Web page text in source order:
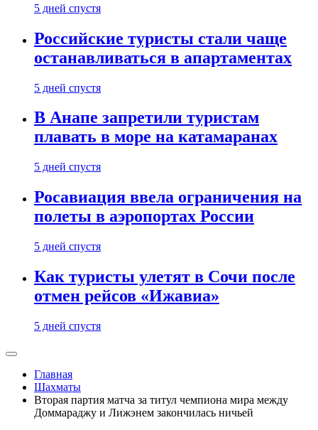
5 дней спустя
Российские туристы стали чаще
останавливаться в апартаментах
5 дней спустя
В Анапе запретили туристам
плавать в море на катамаранах
5 дней спустя
Росавиация ввела ограничения на
полеты в аэропортах России
5 дней спустя
Как туристы улетят в Сочи после
отмен рейсов «Ижавиа»
5 дней спустя
Главная
Шахматы
Вторая партия матча за титул чемпиона мира между
Доммараджу и Лижэнем закончилась ничьей